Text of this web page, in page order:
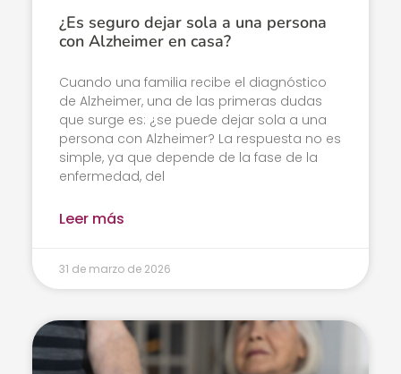
¿Es seguro dejar sola a una persona
con Alzheimer en casa?
Cuando una familia recibe el diagnóstico
de Alzheimer, una de las primeras dudas
que surge es: ¿se puede dejar sola a una
persona con Alzheimer? La respuesta no es
simple, ya que depende de la fase de la
enfermedad, del
Leer más
31 de marzo de 2026